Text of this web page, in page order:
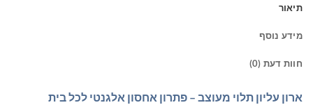
תיאור
מידע נוסף
חוות דעת (0)
ארון עליון תלוי מעוצב – פתרון אחסון אלגנטי לכל בית